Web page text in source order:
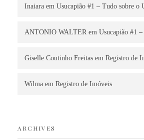
Inaiara em Usucapião #1 – Tudo sobre o
ANTONIO WALTER em Usucapião #1
Giselle Coutinho Freitas em Registro de
Wilma em Registro de Imóveis
ARCHIVES